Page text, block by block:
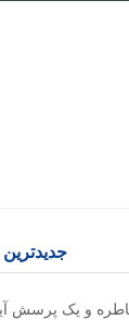
جدیدترین
و یک پرسش